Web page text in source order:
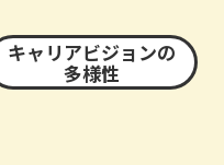
キャリアビジョンの
多様性